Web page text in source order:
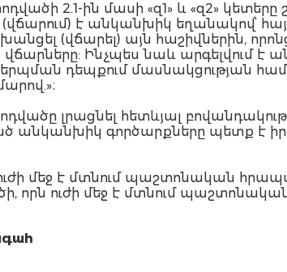
2.1-ին մասի «զ1» և «զ2»
(վճարում) է անկանխիկ եղանակով՝
(վճարել) այն հաշիվներին,
Ինչպես նաև արգելվում է
դեպքում մասնակցության
լրացնել հետևյալ
անկանխիկ գործարքները պետք է
ուժի մեջ է մտնում պաշտոնական
որն ուժի մեջ է մտնում